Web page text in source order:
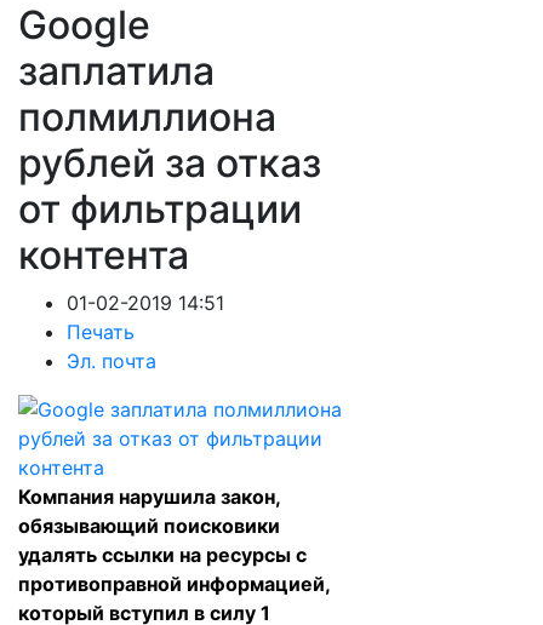
Google
заплатила
полмиллиона
рублей за отказ
от фильтрации
контента
01-02-2019 14:51
Печать
Эл. почта
Компания нарушила закон,
обязывающий поисковики
удалять ссылки на ресурсы с
противоправной информацией,
который вступил в силу 1